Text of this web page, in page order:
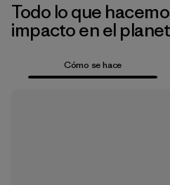
Todo lo que
impacto en el
Cómo se hace